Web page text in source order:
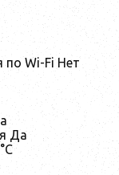
по Wi-Fi Нет
Да